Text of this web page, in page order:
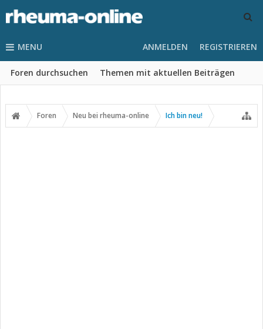
MENU
Foren durchsuchen Themen mit aktuellen Beiträgen
ANMELDEN REGISTRIEREN
Foren Neu bei rheuma-online Ich bin neu!